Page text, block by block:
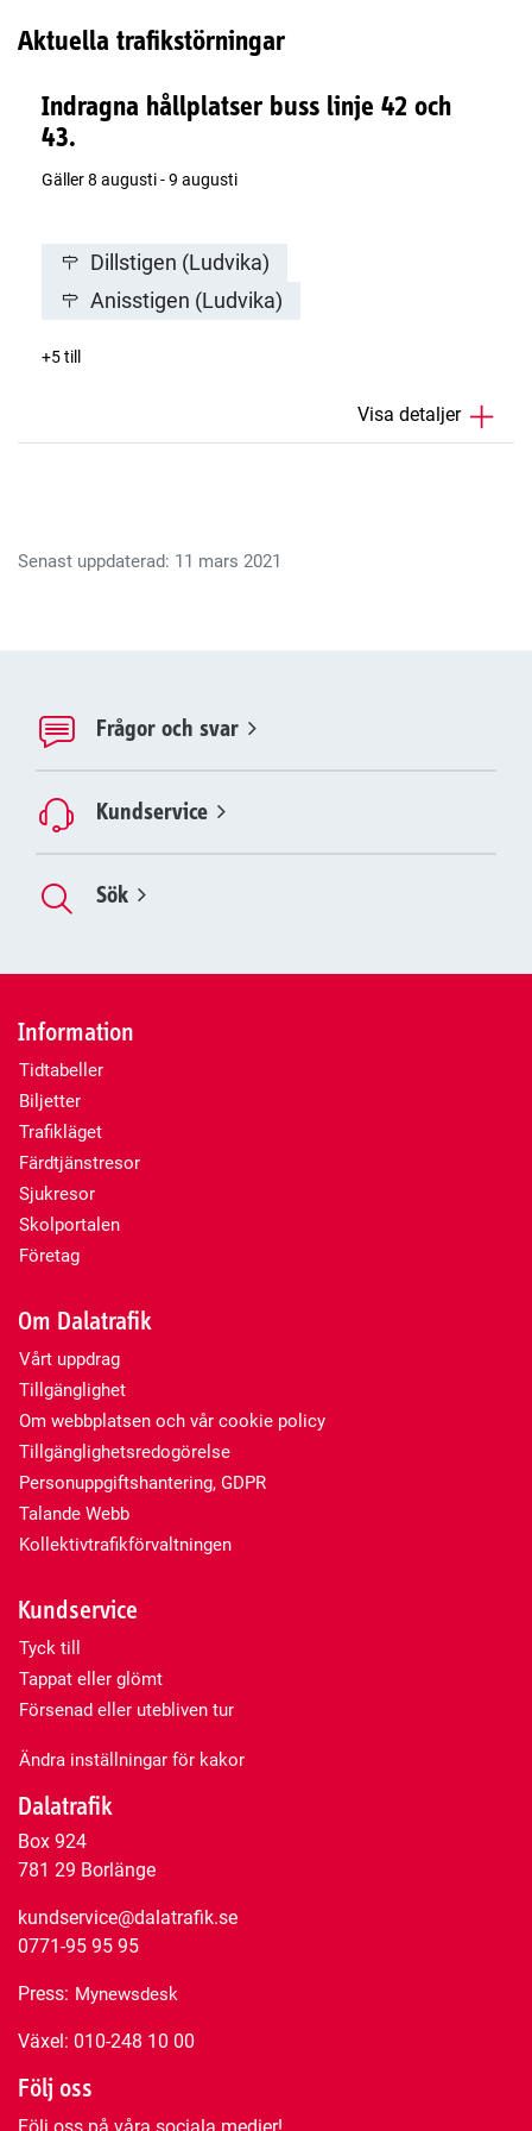
Aktuella trafikstörningar
Indragna hållplatser buss linje 42 och
43.
Gäller 8 augusti - 9 augusti
Dillstigen (Ludvika)
Anisstigen (Ludvika)
Smultronstigen
(Ludvika)
Humlestigen
(Ludvika)
Kornellstigen
(Ludvika)
Nyponstigen
(Ludvika)
Fläderstigen
(Ludvika)
+5 till
Visa detaljer
Senast uppdaterad: 11 mars 2021
Frågor och svar
Kundservice
Sök
Information
Tidtabeller
Biljetter
Trafikläget
Färdtjänstresor
Sjukresor
Skolportalen
Företag
Om Dalatrafik
Vårt uppdrag
Tillgänglighet
Om webbplatsen och vår cookie policy
Tillgänglighetsredogörelse
Personuppgiftshantering, GDPR
Talande Webb
Kollektivtrafikförvaltningen
Kundservice
Tyck till
Tappat eller glömt
Försenad eller utebliven tur
Ändra inställningar för kakor
Dalatrafik
Box 924
781 29 Borlänge
kundservice@dalatrafik.se
0771-95 95 95
Press: Mynewsdesk
Växel: 010-248 10 00
Följ oss